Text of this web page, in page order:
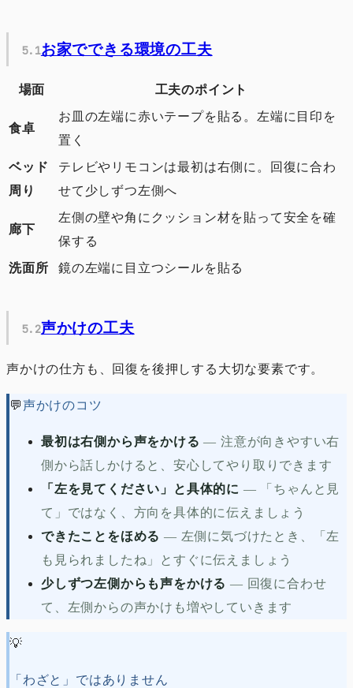
お家でできる環境の工夫
場面 工夫のポイント
食卓
お皿の左端に赤いテープを貼る。左端に目印を
置く
ベッド
周り
テレビやリモコンは最初は右側に。回復に合わ
せて少しずつ左側へ
廊下
左側の壁や角にクッション材を貼って安全を確
保する
洗面所
鏡の左端に目立つシールを貼る
声かけの工夫
声かけの仕方も、回復を後押しする大切な要素です。
💬声かけのコツ
最初は右側から声をかける —注意が向きやすい右
側から話しかけると、安心してやり取りできます
「左を見てください」と具体的に —
「ちゃんと見
て」ではなく、方向を具体的に伝えましょう
できたことをほめる — 左側に気づけたとき、「左
も見られましたね」とすぐに伝えましょう
少しずつ左側からも声をかける — 回復に合わせ
て、左側からの声かけも増やしていきます
💡
「わざと」ではありません